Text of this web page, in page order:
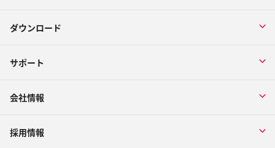
ダウンロード
サポート
会社情報
採用情報